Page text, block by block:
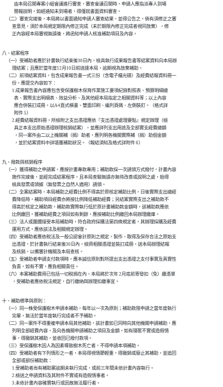
            由本局召開專案小組會議進行審查，審查會議召開時，申請人應指派專人到場
            簡報說明。如經通知未到場者，得僅就書面資料審查。
    （二）審查完竣後，本局將以書面通知申請人審查結果，並得公告之。倘有須修正之審
          查意見，須於本局規定期限內修正完成（未於期限內修正完成者視同放棄），修
          正內容經本局審視無誤後，將函知申請人核准補助項目及內容。
八、結案程序
    （一）受補助者應於計畫執行結束後30日內，檢具執行成果報告書等結案資料向本局辦
          理結案；且應於當年度12月10日前送達本局，逾期視為放棄補助。
    （二）前項結案資料，包含成果報告書一式三份（含電子檔光碟）及經費結報資料冊一
          份，應提交內容如下：
          1.成果報告書內容應包含受保護樹木保育作業施工要項紀錄對照表、預算明細總
            表、實際支出明細表、效益分析、及其他經本局指定之相關資料等；以上內容
            應合併裝訂成冊，以A4直式橫書、雙面印刷、編列頁碼、左側裝釘。（格式詳
            附件 5）
          2.經費結報資料冊，所檢附之支出憑證應依『支出憑證處理要點』規定辦理（檢
            具正本支出原始憑證辦理核銷結案），並應詳列支出用途及全部實支經費總額
            ，同一案件由二以上機關補（捐）助者，應列明各機關實際補（捐）助個金額
            ，並於結案資料中詳填獲補助狀況。（報結須知及格式詳附件 6）
九、撥款與核銷程序
    （一）獲得補助之申請案，應按計畫專款專用；補助款採一次請領方式撥付，計畫內容
          施作完竣後，並經完成結案程序，且本局查驗無誤亦無待改善或說明之處，始得
          檢具發票或領據（無發票之自然人適用）請領。
    （二）全案結案時，本局補助之經費比例不得高於原核定補助比例，日後實際支出總經
          費降低時，補助項目經費亦將按比例降低補助經費；另結案實際支出之補助款不
          得高於核定之補助款，補助款實際執行低於原計畫補助款金額時，該補助款應依
          比例繳回，獲補助經費之項目如有剩餘，應按補助比例繳回本局辦理繳庫。
    （三）法人或團體接受本局補助時，符合政府採購法第四條規定者，其辦理採購及經費
          運用方式，應依該法及相關規定辦理。
    （四）受補助者應依稅法及一般公認會計原則之規定，製作、取得及保存合法之原始支
          出憑證，於計畫執行結束後30日內，檢齊相關憑證並裝訂成冊，送本局辦理結報
          及核銷，以備審計機關及本局查核。
    （五）受補助者申請支付款項時，應本誠信原則對所提出支出憑證之支付事實及真實性
          負責，如有不實，應負相關責任。
    （六）本案補助費用已包括一切稅捐在內，本局將於次年 2月底前寄發扣（免）繳憑單
          ，受補助者應依稅法規定，自行繳納與辦理扣繳事宜。
十、補助標準與原則：
    （一）同一株受保護樹木申請本補助，每年以一次為原則；補助款限申請之當年度執行
          完畢，無法於當年度執行完成者不予補助。
    （二）同一案件不得重複申請本局其他補助，該計畫如已同時向其他機關申請補助，應
          列明全部經費內容，及向各機關申請補助之項目及金額。如有隱匿不實或造假情
          事，得撤銷其補助，並收回已撥付款項。
    （三）受保護樹木因人為因素導致樹木死亡者，不得申請本項補助。
    （四）受補助者有下列情形之一者，本局得視情節輕重，得撤銷或廢止其補助，並追回
          全部或部份補助款：
          1.受補助者尚有補助案逾期未執行完成，或前三年間未依計畫內容執行。
          2.檢送之申請資料及其附件不實或有造假情事者。
          3.未依計畫內容確實執行或因故無法履行者。